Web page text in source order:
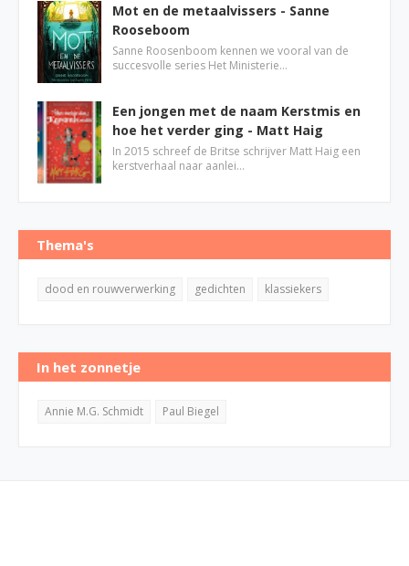
Mot en de metaalvissers - Sanne
Rooseboom
Sanne Roosenboom kennen we vooral van de
succesvolle series Het Ministerie…
Een jongen met de naam Kerstmis en
hoe het verder ging - Matt Haig
In 2015 schreef de Britse schrijver Matt Haig een
kerstverhaal naar aanlei…
Thema's
dood en rouwverwerking gedichten klassiekers
In het zonnetje
Annie M.G. Schmidt Paul Biegel